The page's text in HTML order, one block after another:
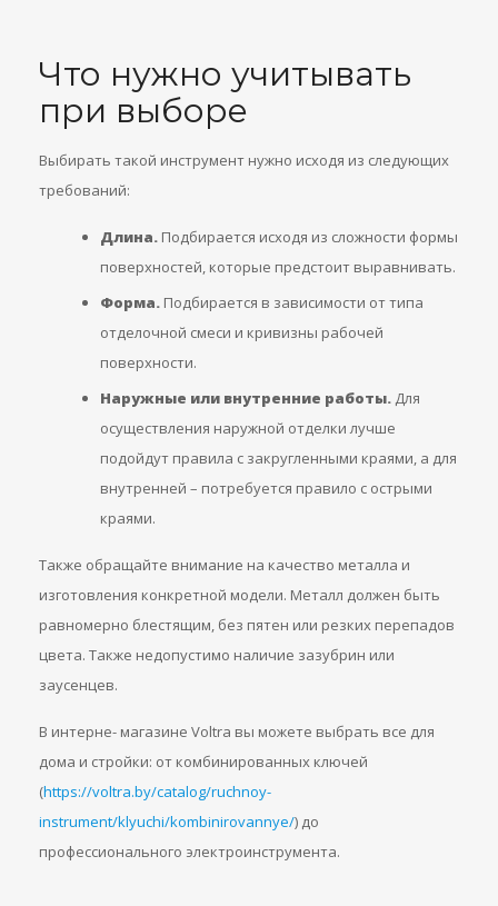
Что нужно учитывать
при выборе
Выбирать такой инструмент нужно исходя из следующих
требований:
Длина. Подбирается исходя из сложности формы
поверхностей, которые предстоит выравнивать.
Форма. Подбирается в зависимости от типа
отделочной смеси и кривизны рабочей
поверхности.
Наружные или внутренние работы. Для
осуществления наружной отделки лучше
подойдут правила с закругленными краями, а для
внутренней – потребуется правило с острыми
краями.
Также обращайте внимание на качество металла и
изготовления конкретной модели. Металл должен быть
равномерно блестящим, без пятен или резких перепадов
цвета. Также недопустимо наличие зазубрин или
заусенцев.
В интерне- магазине Voltra вы можете выбрать все для
дома и стройки: от комбинированных ключей
(https://voltra.by/catalog/ruchnoy-
instrument/klyuchi/kombinirovannye/) до
профессионального электроинструмента.